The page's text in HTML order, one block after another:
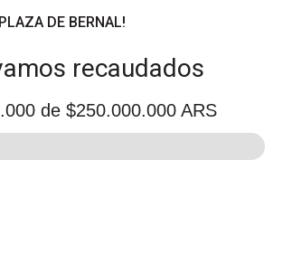
DE BERNAL!
recaudados
de $250.000.000 ARS